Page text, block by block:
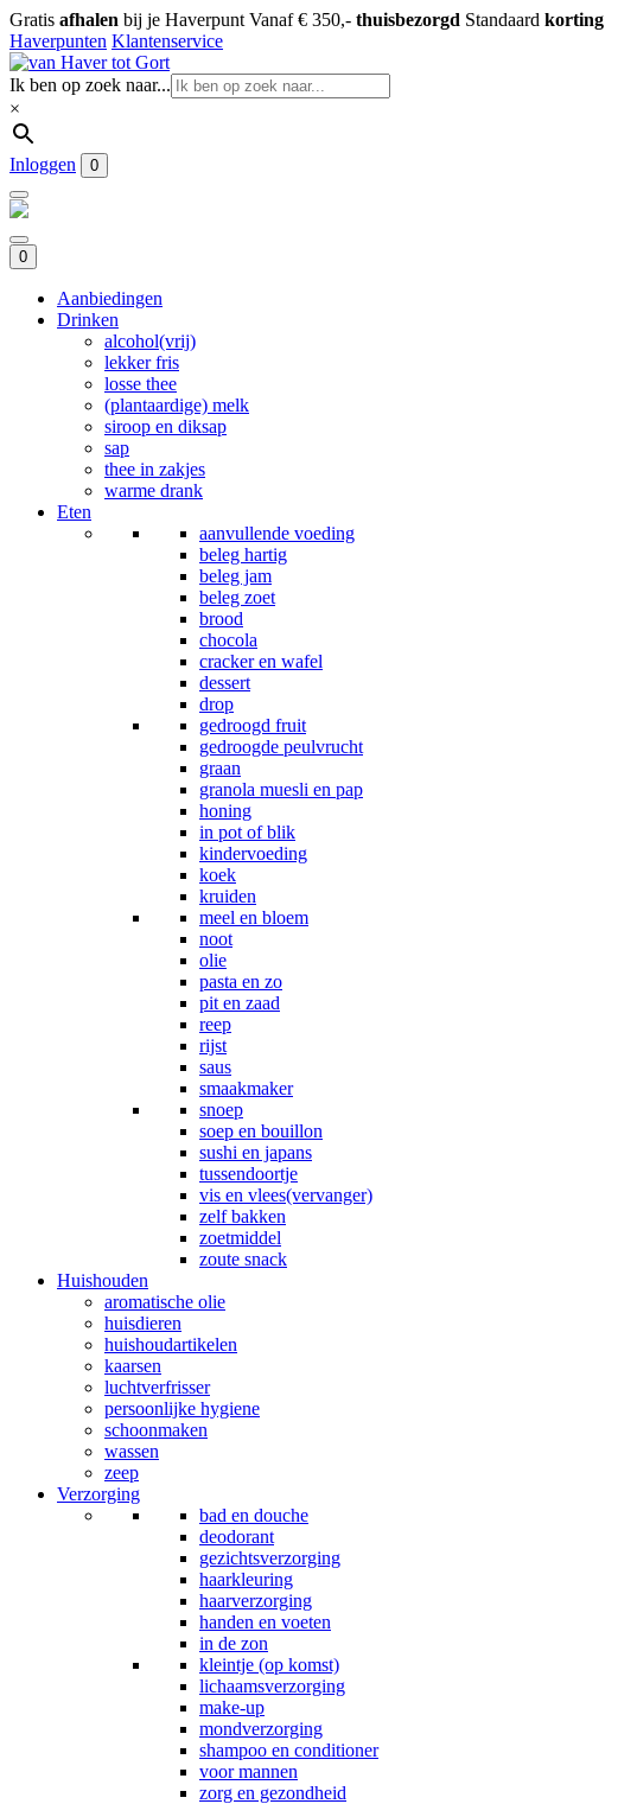
Gratis afhalen bij je Haverpunt Vanaf € 350,- thuisbezorgd Standaard korting
Haverpunten Klantenservice
Ik ben op zoek naar...
×
Inloggen 0
0
Aanbiedingen
Drinken
alcohol(vrij)
lekker fris
losse thee
(plantaardige) melk
siroop en diksap
sap
thee in zakjes
warme drank
Eten
aanvullende voeding
beleg hartig
beleg jam
beleg zoet
brood
chocola
cracker en wafel
dessert
drop
gedroogd fruit
gedroogde peulvrucht
graan
granola muesli en pap
honing
in pot of blik
kindervoeding
koek
kruiden
meel en bloem
noot
olie
pasta en zo
pit en zaad
reep
rijst
saus
smaakmaker
snoep
soep en bouillon
sushi en japans
tussendoortje
vis en vlees(vervanger)
zelf bakken
zoetmiddel
zoute snack
Huishouden
aromatische olie
huisdieren
huishoudartikelen
kaarsen
luchtverfrisser
persoonlijke hygiene
schoonmaken
wassen
zeep
Verzorging
bad en douche
deodorant
gezichtsverzorging
haarkleuring
haarverzorging
handen en voeten
in de zon
kleintje (op komst)
lichaamsverzorging
make-up
mondverzorging
shampoo en conditioner
voor mannen
zorg en gezondheid